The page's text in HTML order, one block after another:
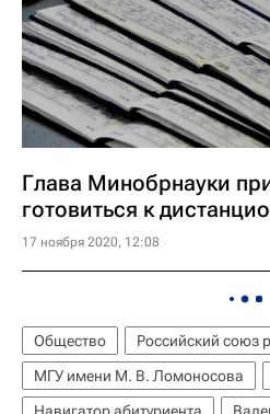
Глава Минобрнауки
готовиться к
17 ноября 2020, 12:08
Общество
Российский союз
МГУ имени М. В. Ломоносова